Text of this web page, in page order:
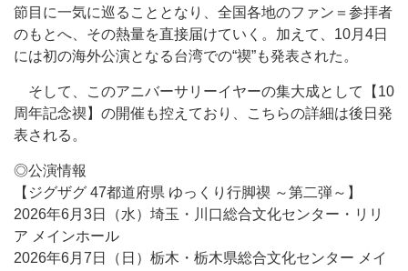
節目に一気に巡ることとなり、全国各地のファン＝参拝者
のもとへ、その熱量を直接届けていく。加えて、10月4日
には初の海外公演となる台湾での“禊”も発表された。
そして、このアニバーサリーイヤーの集大成として【10
周年記念禊】の開催も控えており、こちらの詳細は後日発
表される。
◎公演情報
【ジグザグ 47都道府県 ゆっくり行脚禊 ～第二弾～】
2026年6月3日（水）埼玉・川口総合文化センター・リリ
ア メインホール
2026年6月7日（日）栃木・栃木県総合文化センター メイ